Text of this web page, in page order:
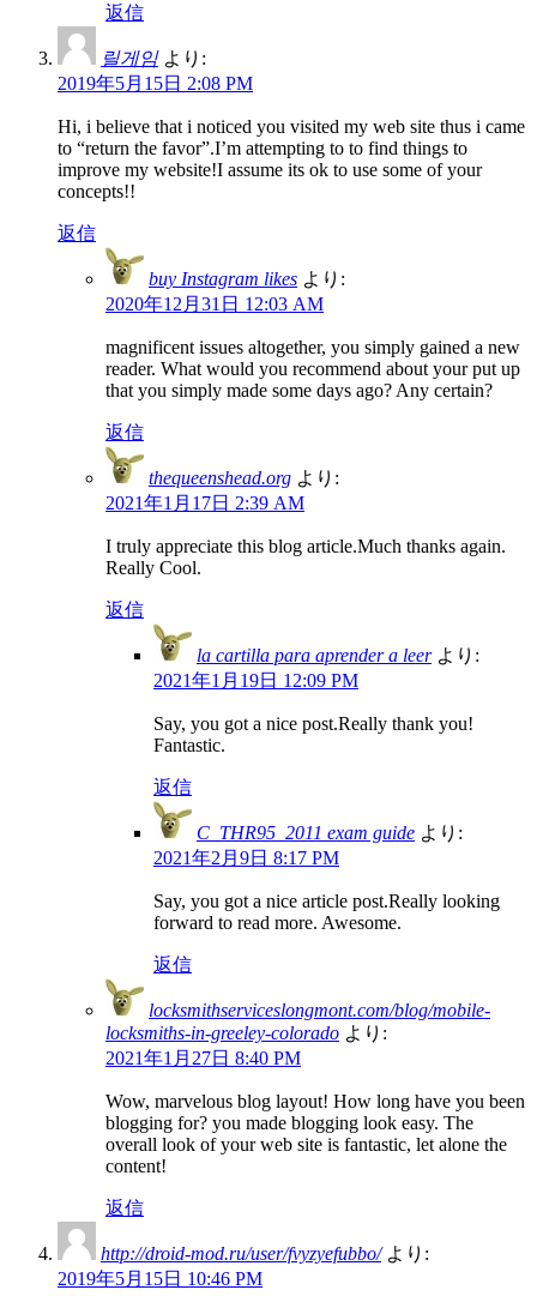
返信
릴게임 より:
2019年5月15日 2:08 PM
Hi, i believe that i noticed you visited my web site thus i came
to “return the favor”.I’m attempting to to find things to
improve my website!I assume its ok to use some of your
concepts!!
返信
buy Instagram likes より:
2020年12月31日 12:03 AM
magnificent issues altogether, you simply gained a new
reader. What would you recommend about your put up
that you simply made some days ago? Any certain?
返信
thequeenshead.org より:
2021年1月17日 2:39 AM
I truly appreciate this blog article.Much thanks again.
Really Cool.
返信
la cartilla para aprender a leer より:
2021年1月19日 12:09 PM
Say, you got a nice post.Really thank you!
Fantastic.
返信
C_THR95_2011 exam guide より:
2021年2月9日 8:17 PM
Say, you got a nice article post.Really looking
forward to read more. Awesome.
返信
locksmithserviceslongmont.com/blog/mobile-
locksmiths-in-greeley-colorado より:
2021年1月27日 8:40 PM
Wow, marvelous blog layout! How long have you been
blogging for? you made blogging look easy. The
overall look of your web site is fantastic, let alone the
content!
返信
http://droid-mod.ru/user/fvyzyefubbo/ より:
2019年5月15日 10:46 PM